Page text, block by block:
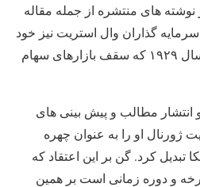
های منتشره از جمله مقاله
گذاران وال استریت نیز خود
را مطرح کرد، به ویژه طی سال ۱۹۲۹ که سقف بازارهای سهام
مطالب و پیش بینی های
ژورنال او را به عنوان چهره
تبدیل کرد. گن بر این اعتقاد که
و دوره زمانی است بر همین